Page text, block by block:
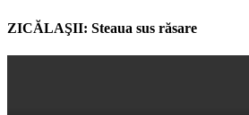
ZICĂLAŞII: Steaua sus răsare